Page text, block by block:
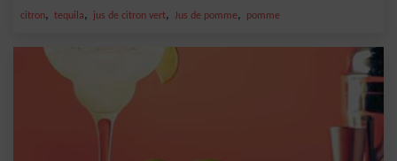
citron, tequila, jus de citron vert, Jus de pomme, pomme